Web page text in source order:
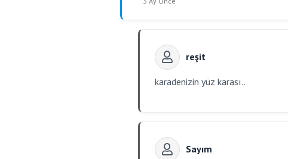
reşit
karadenizin yüz karası..
Sayım